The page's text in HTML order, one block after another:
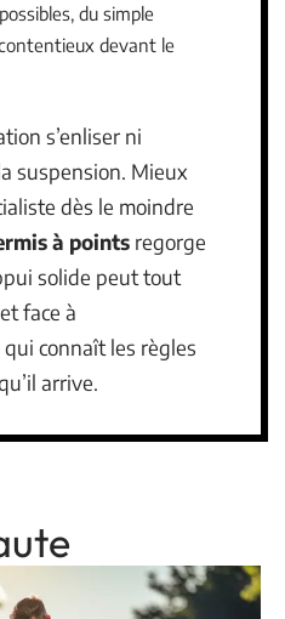
du simple
devant le
s’enliser ni
suspension. Mieux
dès le moindre
à points regorge
solide peut tout
face à
connaît les règles
arrive.